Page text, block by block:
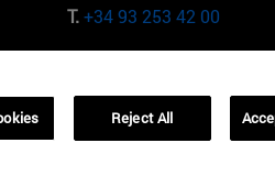
T.+34 93 253 42 00
01321001 Bela Vista
Reject All